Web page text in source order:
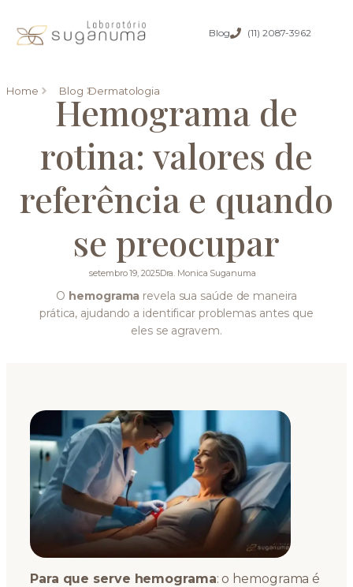
Blog (11) 2087-3962
Home Blog Dermatologia
Hemograma de
rotina: valores de
referência e quando
se preocupar
setembro 19, 2025Dra. Monica Suganuma
O hemograma revela sua saúde de maneira
prática, ajudando a identificar problemas antes que
eles se agravem.
Para que serve hemograma: o hemograma é